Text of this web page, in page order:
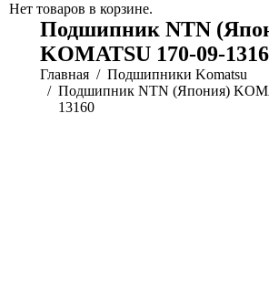
Нет товаров в корзине.
Подшипник NTN
KOMATSU 170-09-
Вы здесь:
Главная
Подшипники Komatsu
Подшипник NTN (Япония)
13160